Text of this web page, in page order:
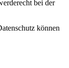
bei der
können